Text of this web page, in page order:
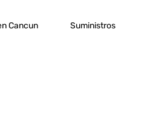
Cancun Suministros